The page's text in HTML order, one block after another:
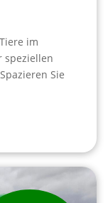
im
speziellen
Sie